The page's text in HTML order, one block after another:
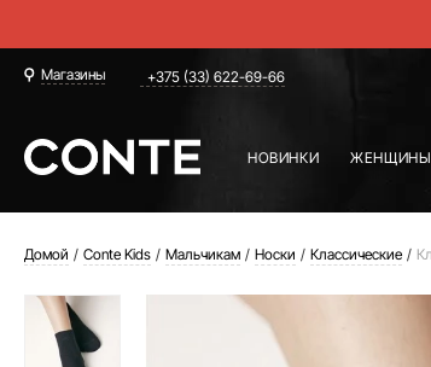
Магазины +375 (33) 622-69-66
НОВИНКИ ЖЕНЩИНЫ
Домой Conte Kids Мальчикам Носки Классические